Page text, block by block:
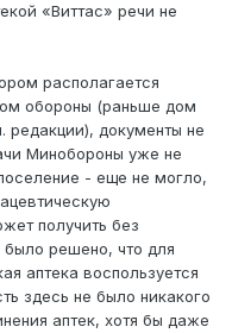
«Виттас» речи не
располагается
обороны (раньше дом
документы не
Минобороны уже не
- еще не могло,
получить без
решено, что для
аптека воспользуется
здесь не было никакого
аптек, хотя бы даже